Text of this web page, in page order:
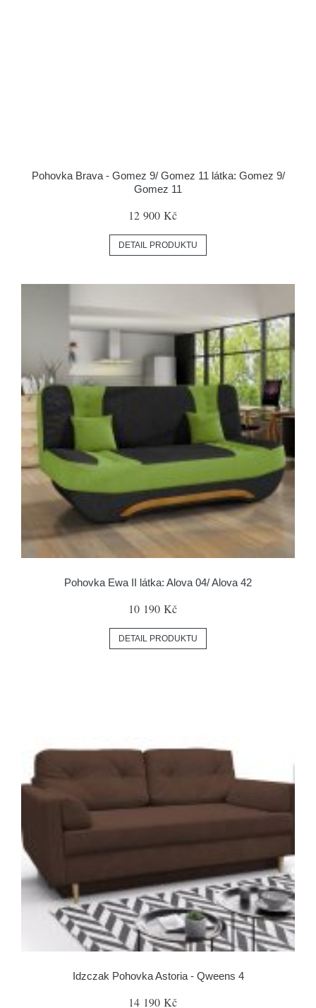
Pohovka Brava - Gomez 9/ Gomez 11 látka: Gomez 9/
Gomez 11
12 900 Kč
DETAIL PRODUKTU
Pohovka Ewa II látka: Alova 04/ Alova 42
10 190 Kč
DETAIL PRODUKTU
Idzczak Pohovka Astoria - Qweens 4
14 190 Kč